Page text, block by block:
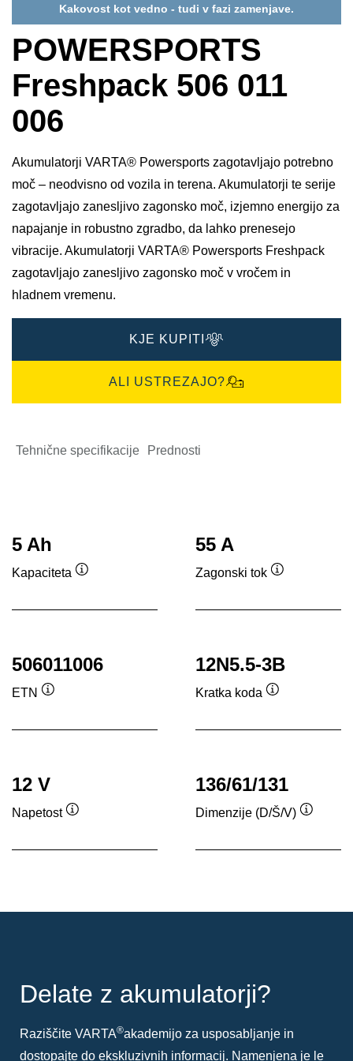
Kakovost kot vedno - tudi v fazi zamenjave.
POWERSPORTS
Freshpack 506 011
006
Akumulatorji VARTA® Powersports zagotavljajo potrebno
moč – neodvisno od vozila in terena. Akumulatorji te serije
zagotavljajo zanesljivo zagonsko moč, izjemno energijo za
napajanje in robustno zgradbo, da lahko prenesejo
vibracije. Akumulatorji VARTA® Powersports Freshpack
zagotavljajo zanesljivo zagonsko moč v vročem in
hladnem vremenu.
KJE KUPITI
ALI USTREZAJO?
Tehnične specifikacije Prednosti
5 Ah
Kapaciteta
55 A
Zagonski tok
506011006
ETN
12N5.5-3B
Kratka koda
12 V
Napetost
136/61/131
Dimenzije (D/Š/V)
Delate z akumulatorji?
Raziščite VARTA®akademijo za usposabljanje in
dostopajte do ekskluzivnih informacij. Namenjena je le